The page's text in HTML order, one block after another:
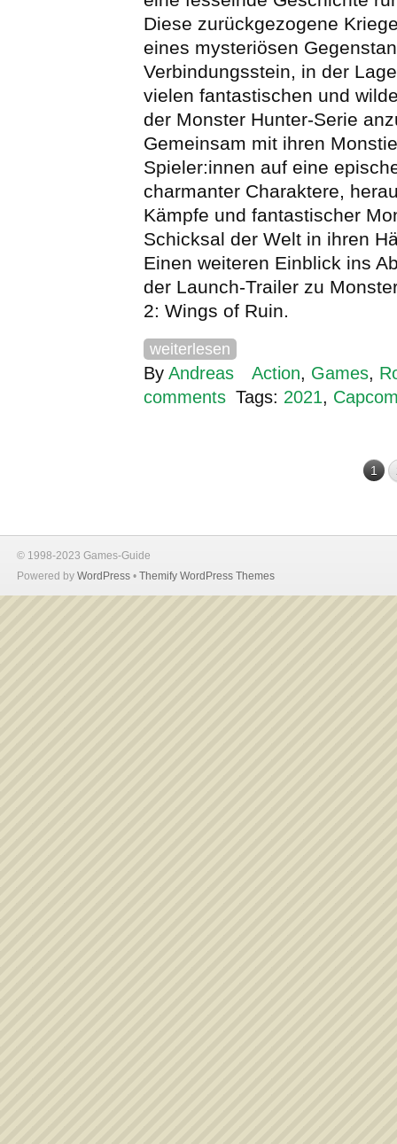
Diese zurückgezogene
eines mysteriösen
Verbindungsstein, in der
vielen fantastischen und
der Monster Hunter-Serie
Gemeinsam mit ihren
Spieler:innen auf eine
charmanter Charaktere,
Kämpfe und fantastischer
Schicksal der Welt in ihren
Einen weiteren Einblick ins
der Launch-Trailer zu
2: Wings of Ruin.
weiterlesen
By Andreas Action, Games,
comments Tags: 2021,
1
© 1998-2023 Games-Guide
Powered by WordPress • Themify WordPress Themes